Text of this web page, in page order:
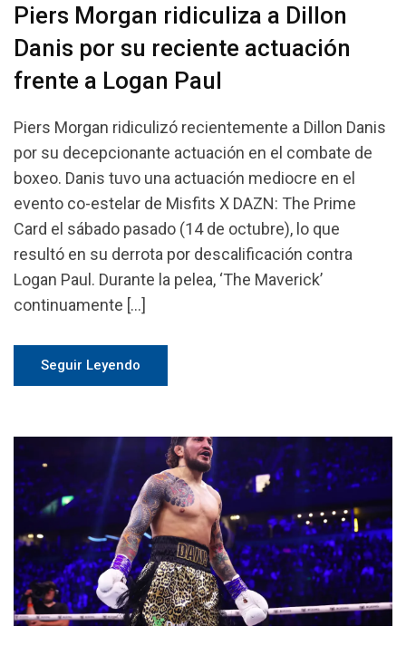
Piers Morgan ridiculiza a Dillon
Danis por su reciente actuación
frente a Logan Paul
Piers Morgan ridiculizó recientemente a Dillon Danis
por su decepcionante actuación en el combate de
boxeo. Danis tuvo una actuación mediocre en el
evento co-estelar de Misfits X DAZN: The Prime
Card el sábado pasado (14 de octubre), lo que
resultó en su derrota por descalificación contra
Logan Paul. Durante la pelea, ‘The Maverick’
continuamente […]
Seguir Leyendo